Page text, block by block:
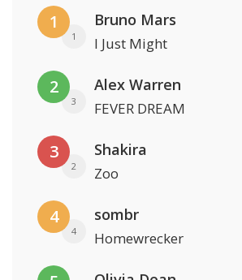
1
1
Bruno Mars
I Just Might
2
3
Alex Warren
FEVER DREAM
3
2
Shakira
Zoo
4
4
sombr
Homewrecker